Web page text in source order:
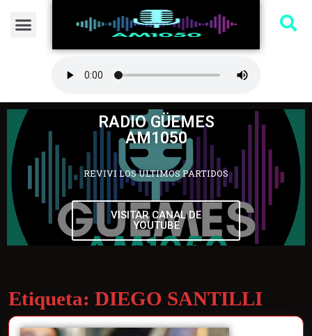
RADIO GÜEMES
AM1050
REVIVI LOS ULTIMOS PARTIDOS
VISITAR CANAL DE
YOUTUBE
Etiqueta: DIEGO SANTILLI